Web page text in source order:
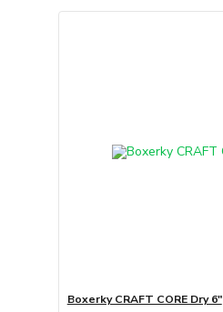
Boxerky CRAFT CORE Dry 6"